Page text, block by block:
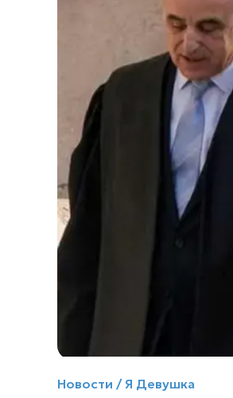
Новости / Я Девушка